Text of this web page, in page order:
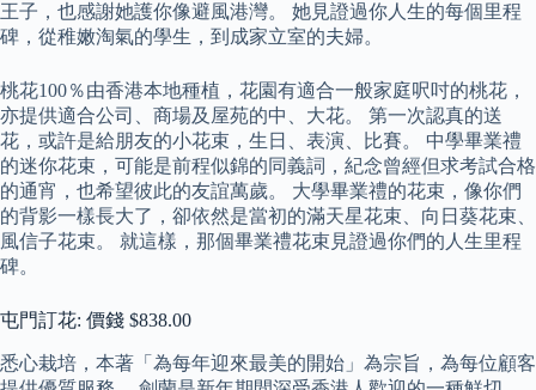
王子，也感謝她護你像避風港灣。 她見證過你人生的每個里程
碑，從稚嫩淘氣的學生，到成家立室的夫婦。
桃花100％由香港本地種植，花園有適合一般家庭呎吋的桃花，
亦提供適合公司、商場及屋苑的中、大花。 第一次認真的送
花，或許是給朋友的小花束，生日、表演、比賽。 中學畢業禮
的迷你花束，可能是前程似錦的同義詞，紀念曾經但求考試合格
的通宵，也希望彼此的友誼萬歲。 大學畢業禮的花束，像你們
的背影一樣長大了，卻依然是當初的滿天星花束、向日葵花束、
風信子花束。 就這樣，那個畢業禮花束見證過你們的人生里程
碑。
屯門訂花: 價錢 $838.00
悉心栽培，本著「為每年迎來最美的開始」為宗旨，為每位顧客